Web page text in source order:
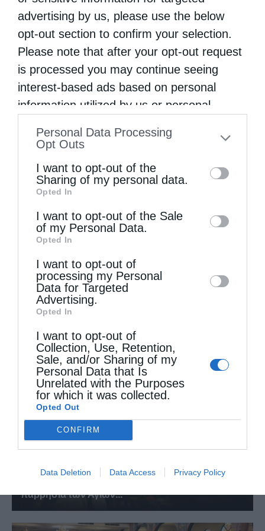
advertising by us, please use the below
opt-out section to confirm your selection.
Please note that after your opt-out request
is processed you may continue seeing
interest-based ads based on personal
information utilized by us or personal
to your opt-out. You may separately opt-out
information by third parties on the IAB’s list
of downstream participants. This
information may also be disclosed by us to
third parties on theIAB’s List of
Downstream Participants
disclose it to other third parties.
Personal Data Processing
Opt Outs
I want to opt-out of the
Sharing of my personal data.
Opted In
I want to opt-out of the Sale
of my Personal Data.
Opted In
I want to opt-out of
processing my Personal
Data for Targeted
Advertising.
Opted In
I want to opt-out of
Collection, Use, Retention,
Sale, and/or Sharing of my
Personal Data that Is
Unrelated with the Purposes
for which it was collected.
Opted Out
CONFIRM
Data Deletion Data Access Privacy Policy
Χειροτονία Διακόνου από τον Αρχιεπίσκοπο
Αυστραλίας στην Ιερά...
Αυστραλίας Μακάριος: «Ο Χριστός έδειξε τη
Ιεροσολύμων Θεόφιλος: Να μιμηθούμε την
παρρησία των Αγίων...